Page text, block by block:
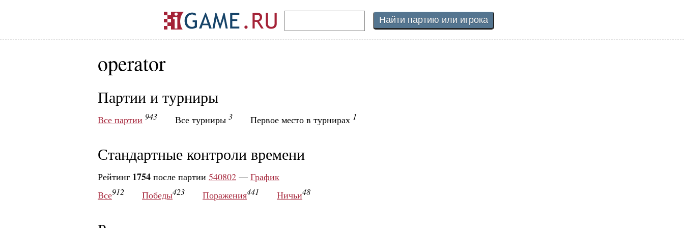
operator
Партии и турниры
Все партии 943 Все турниры 3 Первое место в турнирах 1
Стандартные контроли времени
Рейтинг 1754 после партии 540802 — График
Все912 Победы423 Поражения441 Ничьи48